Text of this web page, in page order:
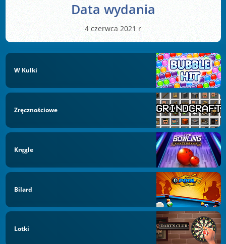
Data wydania
4 czerwca 2021 r
W Kulki
Zręcznościowe
Kręgle
Bilard
Lotki